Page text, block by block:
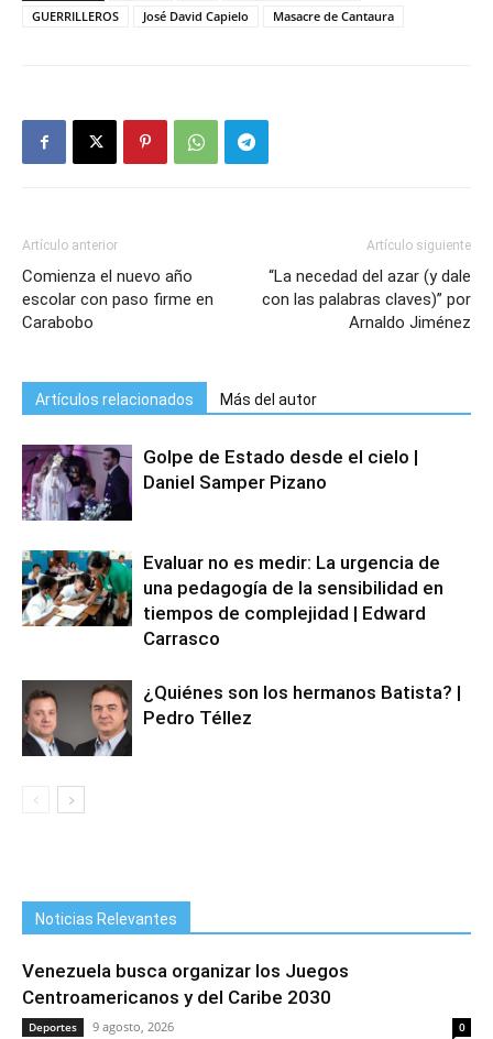
GUERRILLEROS
José David Capielo Masacre de Cantaura
Artículo anterior
Comienza el nuevo año
escolar con paso firme en
Carabobo
Artículo siguiente
“La necedad del azar (y dale
con las palabras claves)” por
Arnaldo Jiménez
Artículos relacionados Más del autor
Golpe de Estado desde el cielo |
Daniel Samper Pizano
Evaluar no es medir: La urgencia de
una pedagogía de la sensibilidad en
tiempos de complejidad | Edward
Carrasco
¿Quiénes son los hermanos Batista? |
Pedro Téllez
Noticias Relevantes
Venezuela busca organizar los Juegos
Centroamericanos y del Caribe 2030
Deportes 9 agosto, 2026 0